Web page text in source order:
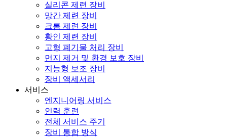
실리콘 제련 장비
망간 제련 장비
크롬 제련 장비
황인 제련 장비
고형 폐기물 처리 장비
먼지 제거 및 환경 보호 장비
지능형 보조 장비
장비 액세서리
서비스
엔지니어링 서비스
인력 훈련
전체 서비스 주기
장비 통합 방식